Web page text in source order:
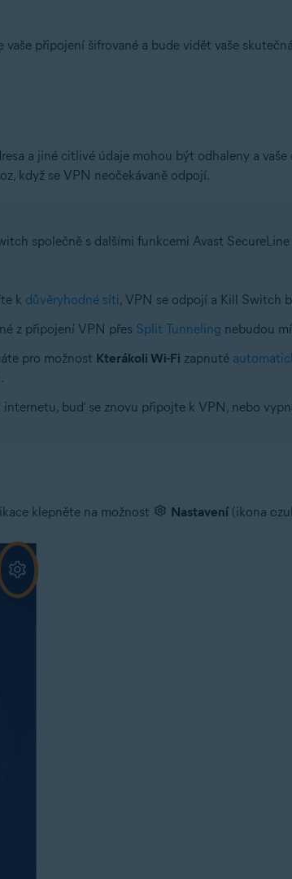
připojení šifrované a bude vidět vaše
a jiné citlivé údaje mohou být odhaleny a
když se VPN neočekávaně odpojí.
společně s dalšími funkcemi Avast
k důvěryhodné síti , VPN se odpojí a Kill Switch
z připojení VPN přes Split Tunneling nebudou
pro možnost Kterákoli Wi-Fi zapnuté
buď se znovu připojte k VPN, nebo
klepněte na možnost Nastavení(ikona